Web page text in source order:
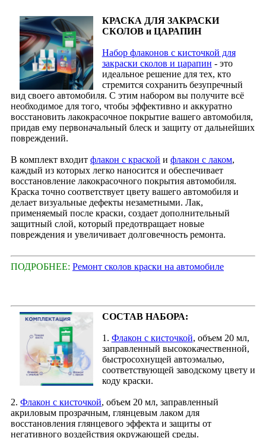
КРАСКА ДЛЯ ЗАКРАСКИ
СКОЛОВ и ЦАРАПИН
Набор флаконов с кисточкой для
закраски сколов и царапин - это
идеальное решение для тех, кто
стремится сохранить безупречный
вид своего автомобиля. С этим набором вы получите всё
необходимое для того, чтобы эффективно и аккуратно
восстановить лакокрасочное покрытие вашего автомобиля,
придав ему первоначальный блеск и защиту от дальнейших
повреждений.
В комплект входит флакон с краской и флакон с лаком,
каждый из которых легко наносится и обеспечивает
восстановление лакокрасочного покрытия автомобиля.
Краска точно соответствует цвету вашего автомобиля и
делает визуальные дефекты незаметными. Лак,
применяемый после краски, создает дополнительный
защитный слой, который предотвращает новые
повреждения и увеличивает долговечность ремонта.
ПОДРОБНЕЕ: Ремонт сколов краски на автомобиле
СОСТАВ НАБОРА:
1. Флакон с кисточкой, объем 20 мл,
заправленный высококачественной,
быстросохнущей автоэмалью,
соответствующей заводскому цвету и
коду краски.
2. Флакон с кисточкой, объем 20 мл, заправленный
акриловым прозрачным, глянцевым лаком для
восстановления глянцевого эффекта и защиты от
негативного воздействия окружающей среды.